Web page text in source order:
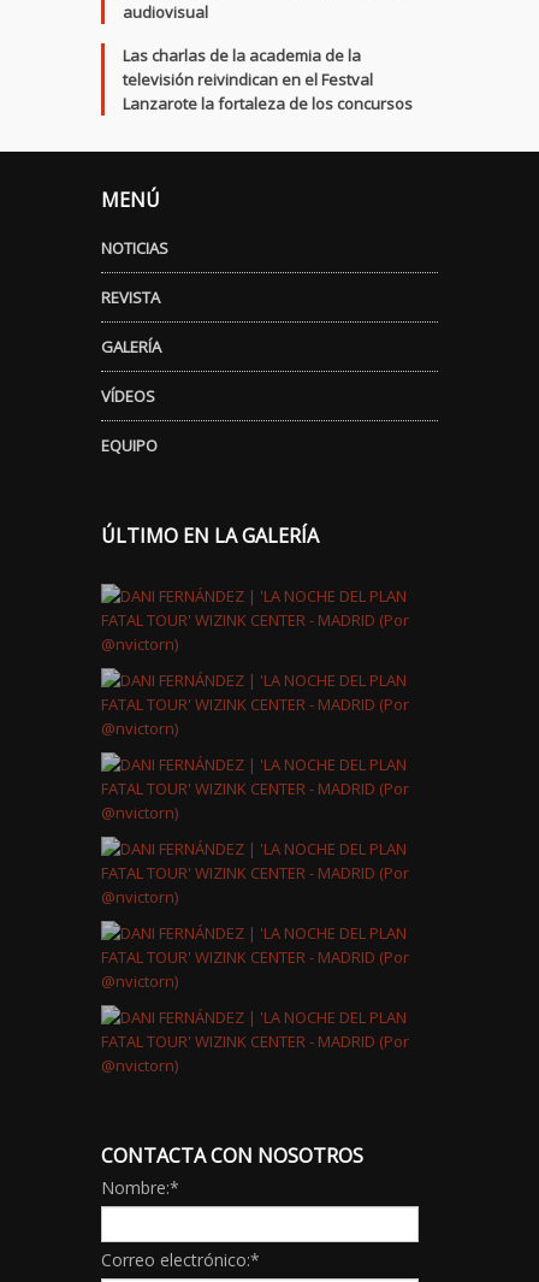
audiovisual
Las charlas de la academia de la
televisión reivindican en el Festval
Lanzarote la fortaleza de los concursos
MENÚ
NOTICIAS
REVISTA
GALERÍA
VÍDEOS
EQUIPO
ÚLTIMO EN LA GALERÍA
CONTACTA CON NOSOTROS
Nombre:*
Correo electrónico:*